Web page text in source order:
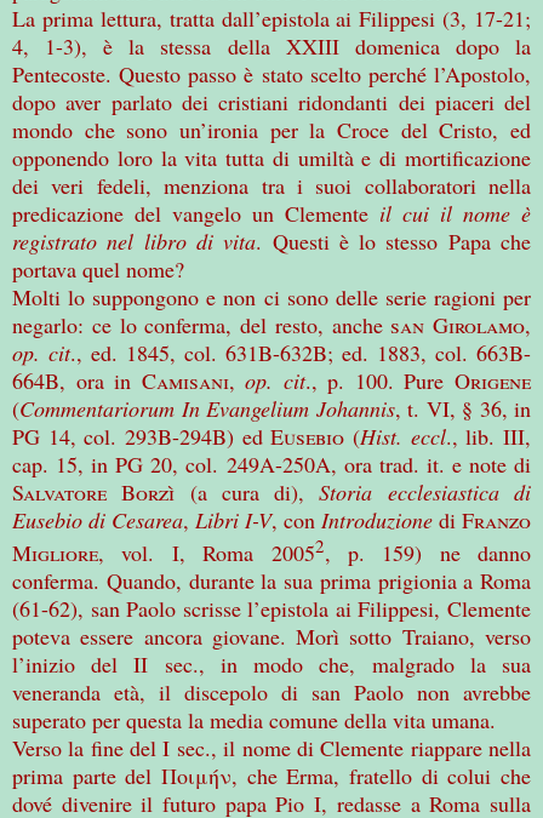
La prima lettura, tratta dall’epistola ai Filippesi (3, 17-21;
4, 1-3), è la stessa della XXIII domenica dopo la
Pentecoste. Questo passo è stato scelto perché l’Apostolo,
dopo aver parlato dei cristiani ridondanti dei piaceri del
mondo che sono un’ironia per la Croce del Cristo, ed
opponendo loro la vita tutta di umiltà e di mortificazione
dei veri fedeli, menziona tra i suoi collaboratori nella
predicazione del vangelo un Clemente il cui il nome è
registrato nel libro di vita. Questi è lo stesso Papa che
portava quel nome?
Molti lo suppongono e non ci sono delle serie ragioni per
negarlo: ce lo conferma, del resto, anchesan Girolamo,
op. cit., ed. 1845, col. 631B-632B; ed. 1883, col. 663B-
664B, ora in Camisani,op. cit., p. 100. PureOrigene
(Commentariorum In Evangelium Johannis, t. VI, § 36, in
PG 14, col. 293B-294B) edEusebio (Hist. eccl., lib. III,
cap. 15, in PG 20, col. 249A-250A, ora trad. it. e note di
Salvatore Borzì (a cura di),Storia ecclesiastica di
Eusebio di Cesarea, Libri I-V, con Introduzione di Franzo
Migliore, vol. I, Roma 20052, p. 159) ne danno
conferma. Quando, durante la sua prima prigionia a Roma
(61-62), san Paolo scrisse l’epistola ai Filippesi, Clemente
poteva essere ancora giovane. Morì sotto Traiano, verso
l’inizio del II sec., in modo che, malgrado la sua
veneranda età, il discepolo di san Paolo non avrebbe
superato per questa la media comune della vita umana.
Verso la fine del I sec., il nome di Clemente riappare nella
prima parte del Ποιμήν, che Erma, fratello di colui che
dové divenire il futuro papa Pio I, redasse a Roma sulla